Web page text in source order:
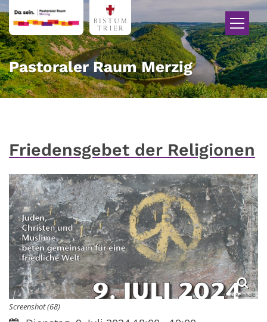
Zum Inhalt springen
Pastoraler Raum Merzig
Friedensgebet der Religionen
© Reinhold
Screenshot (68)